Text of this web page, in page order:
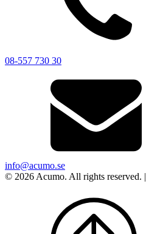
08-557 730 30
info@acumo.se
© 2026 Acumo. All rights reserved. |